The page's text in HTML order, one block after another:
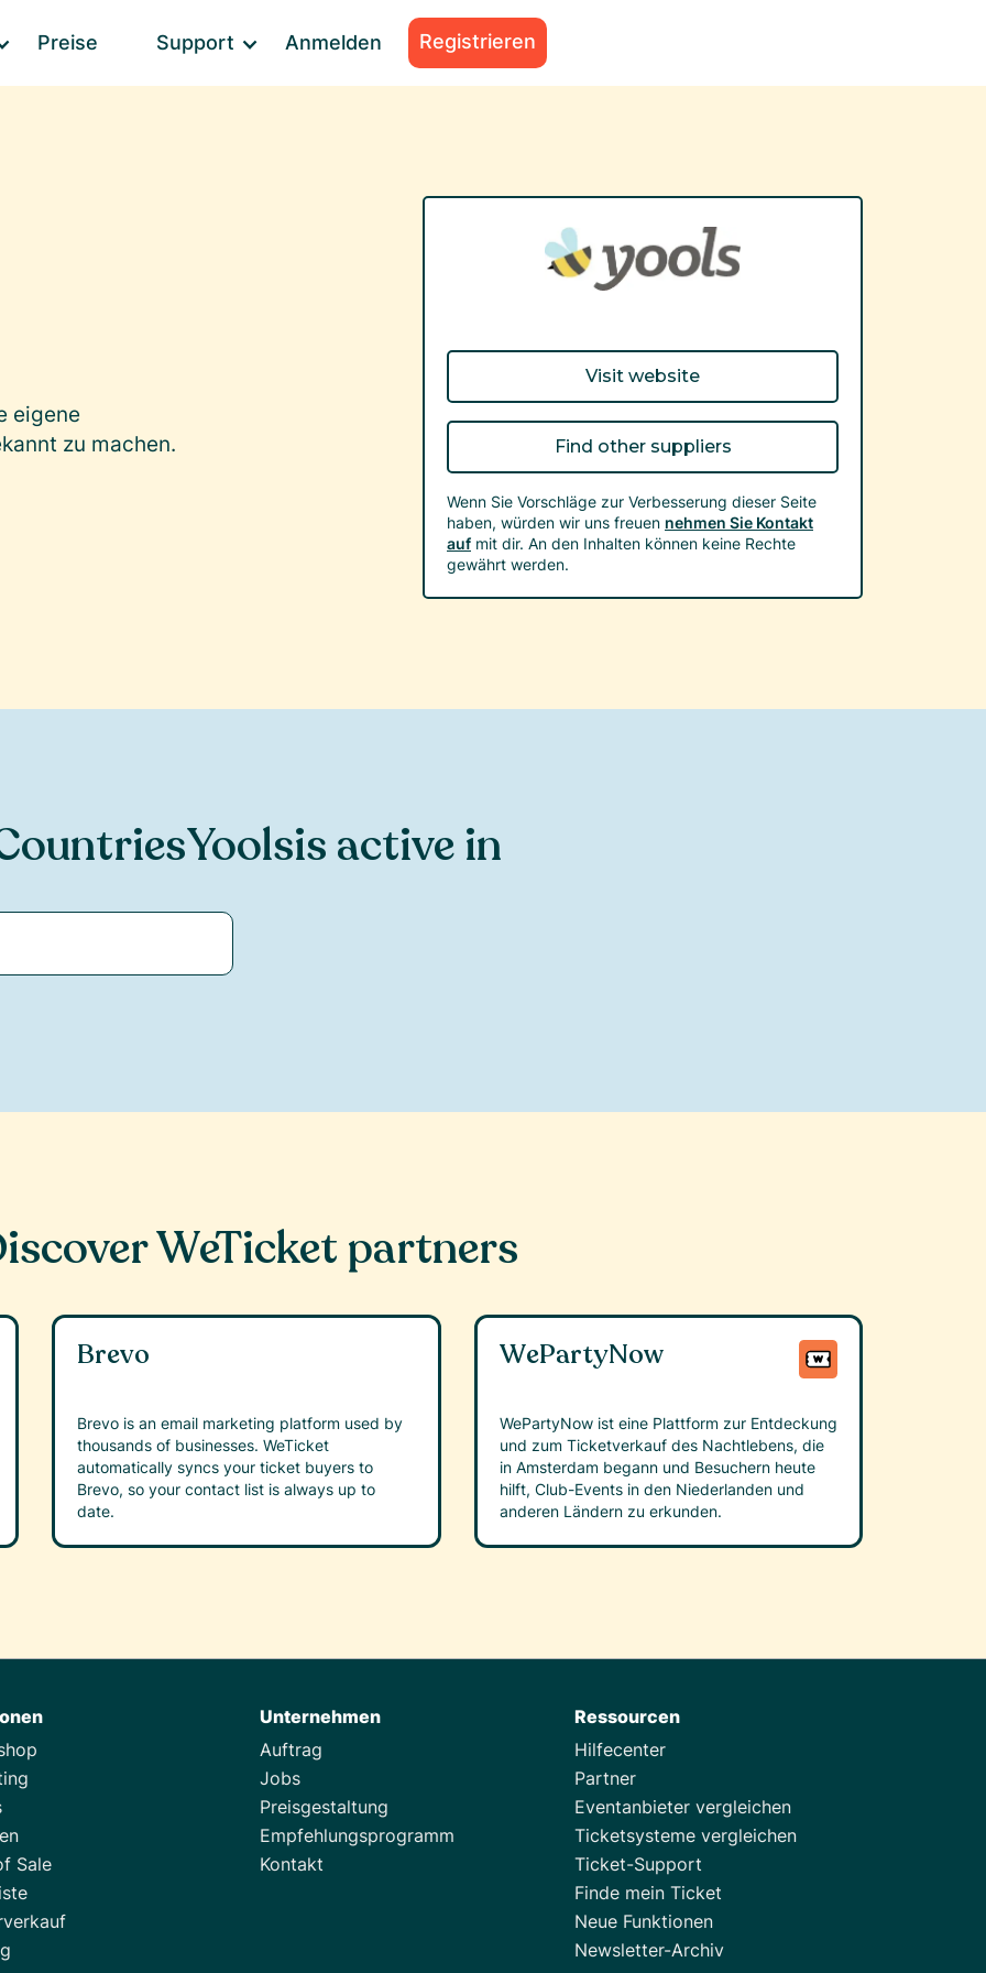
Preise Support Anmelden Registrieren
eigene
zu machen.
Visit website
Find other suppliers
Wenn Sie Vorschläge zur Verbesserung dieser Seite
haben, würden wir uns freuen nehmen Sie Kontakt
auf mit dir. An den Inhalten können keine Rechte
gewährt werden.
Yoolsis active in
WeTicket partners
Brevo
Brevo is an email marketing platform used by
thousands of businesses. WeTicket
automatically syncs your ticket buyers to
Brevo, so your contact list is always up to
date.
WePartyNow
WePartyNow ist eine Plattform zur Entdeckung
und zum Ticketverkauf des Nachtlebens, die
in Amsterdam begann und Besuchern heute
hilft, Club-Events in den Niederlanden und
anderen Ländern zu erkunden.
Sale
Unternehmen
Auftrag
Jobs
Preisgestaltung
Empfehlungsprogramm
Kontakt
Ressourcen
Hilfecenter
Partner
Eventanbieter vergleichen
Ticketsysteme vergleichen
Ticket-Support
Finde mein Ticket
Neue Funktionen
Newsletter-Archiv